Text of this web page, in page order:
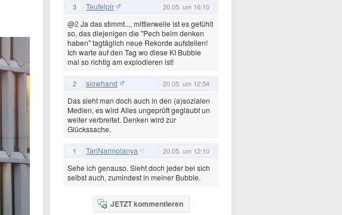
3 Teufelpir 20.05. um 16:10
@2 Ja das stimmt..., mittlerweile ist es gefühlt
so, das diejenigen die "Pech beim denken
haben" tagtäglich neue Rekorde aufstellen!
Ich warte auf den Tag wo diese KI Bubble
mal so richtig am explodieren ist!
2 slowhand 20.05. um 12:54
Das sieht man doch auch in den (a)sozialen
Medien, es wird Alles ungeprüft geglaubt un
weiter verbreitet. Denken wird zur
Glückssache.
1 TariNarmolanya 20.05. um 12:10
Sehe ich genauso. Sieht doch jeder bei sich
selbst auch, zumindest in meiner Bubble.
JETZT kommentieren